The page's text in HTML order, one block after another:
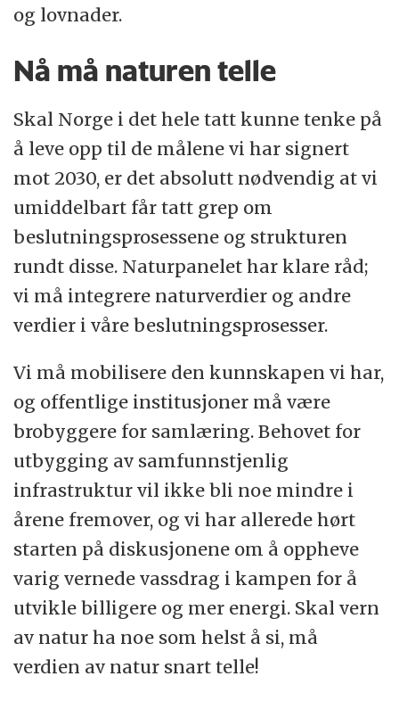
og lovnader.
Nå må naturen telle
Skal Norge i det hele tatt kunne tenke på
å leve opp til de målene vi har signert
mot 2030, er det absolutt nødvendig at vi
umiddelbart får tatt grep om
beslutningsprosessene og strukturen
rundt disse. Naturpanelet har klare råd;
vi må integrere naturverdier og andre
verdier i våre beslutningsprosesser.
Vi må mobilisere den kunnskapen vi har,
og offentlige institusjoner må være
brobyggere for samlæring. Behovet for
utbygging av samfunnstjenlig
infrastruktur vil ikke bli noe mindre i
årene fremover, og vi har allerede hørt
starten på diskusjonene om å oppheve
varig vernede vassdrag i kampen for å
utvikle billigere og mer energi. Skal vern
av natur ha noe som helst å si, må
verdien av natur snart telle!